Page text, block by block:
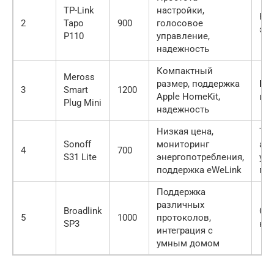
2
TP-Link
Tapo
P110
900
настройки,
голосовое
управление,
надежность
3
Meross
Smart
Plug Mini
1200
Компактный
размер, поддержка
Apple HomeKit,
надежность
4
Sonoff
S31 Lite
700
Низкая цена,
мониторинг
энергопотребления,
поддержка eWeLink
5
Broadlink
SP3
1000
Поддержка
различных
протоколов,
интеграция с
умным домом